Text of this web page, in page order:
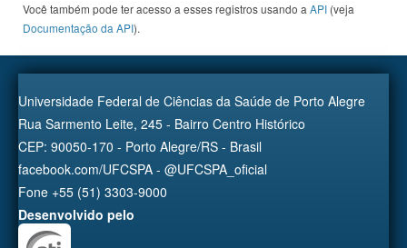
Você também pode ter acesso a esses registros usando a API (veja
Documentação da API).
Universidade Federal de Ciências da Saúde de Porto Alegre
Rua Sarmento Leite, 245 - Bairro Centro Histórico
CEP: 90050-170 - Porto Alegre/RS - Brasil
facebook.com/UFCSPA - @UFCSPA_oficial
Fone +55 (51) 3303-9000
Desenvolvido pelo